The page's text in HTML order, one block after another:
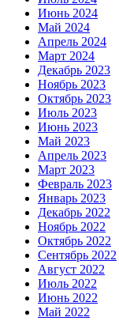
Июнь 2024
Май 2024
Апрель 2024
Март 2024
Декабрь 2023
Ноябрь 2023
Октябрь 2023
Июль 2023
Июнь 2023
Май 2023
Апрель 2023
Март 2023
Февраль 2023
Январь 2023
Декабрь 2022
Ноябрь 2022
Октябрь 2022
Сентябрь 2022
Август 2022
Июль 2022
Июнь 2022
Май 2022